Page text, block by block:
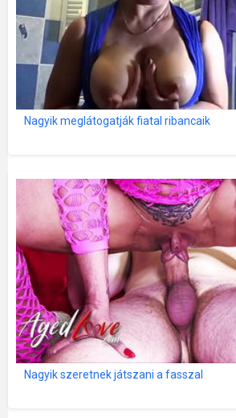
Nagyik meglátogatják fiatal ribancaik
Nagyik szeretnek játszani a fasszal